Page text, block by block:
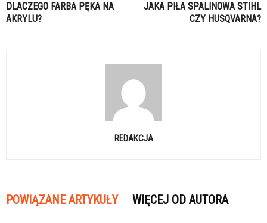
DLACZEGO FARBA PĘKA NA
AKRYLU?
JAKA PIŁA SPALINOWA STIHL
CZY HUSQVARNA?
REDAKCJA
POWIĄZANE ARTYKUŁY WIĘCEJ OD AUTORA